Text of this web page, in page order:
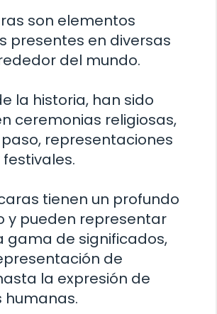
son elementos
presentes en diversas
del mundo.
la historia, han sido
ceremonias religiosas,
representaciones
tienen un profundo
y pueden representar
gama de significados,
de
la expresión de
humanas.